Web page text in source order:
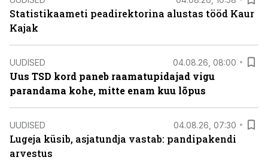
Statistikaameti peadirektorina alustas tööd Kaur
Kajak
UUDISED 04.08.26, 08:00
Uus TSD kord paneb raamatupidajad vigu
parandama kohe, mitte enam kuu lõpus
UUDISED 04.08.26, 07:30
Lugeja küsib, asjatundja vastab: pandipakendi
arvestus